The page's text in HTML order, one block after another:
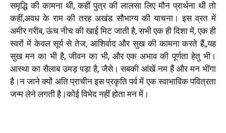
समृद्धि की कामना थी, कहीं पुत्र की लालसा लिए मौन प्रार्थना थी तो
कहीं,अवध के राम की तरह अखंड सौभाग्य की याचना। इस व्रत में
अमीर गरीब, ऊंच नीच की खाई मिट जाती है, सभी एक ही दिशा में, एक ही
स्वरों में केवल सूर्य से तेज, आशिर्वाद और सुख की कामना करते हैं,,यह
सुख मन का भी है, जीवन का भी, और एक अभाव की पूर्णता हेतु भी।
आस्था का सैलाब उमड़ पड़ा है, जैसे। सबकी आंखें नम हैं और मन भींगा
है।न जाने क्यों अति प्राचीन इस प्रकृति पर्व में एक स्वाभाविक पवित्रता
जन्म लेने लगती है।कोई विभेद नहीं होता मन में।